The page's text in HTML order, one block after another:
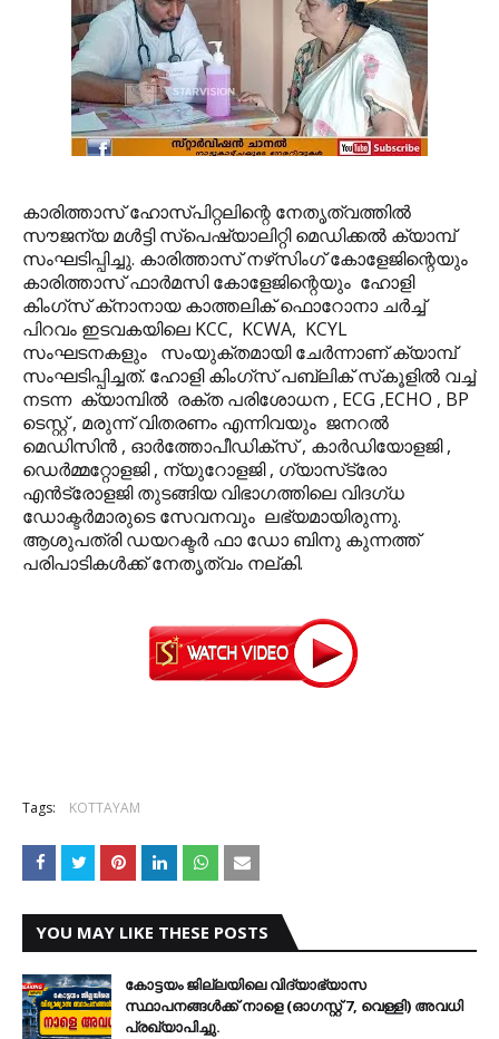
കാരിത്താസ് ഹോസ്പിറ്റലിന്റെ നേതൃത്വത്തില്‍
സൗജന്യ മള്‍ട്ടി സ്‌പെഷ്യാലിറ്റി മെഡിക്കല്‍ ക്യാമ്പ്
സംഘടിപ്പിച്ചു. കാരിത്താസ് നഴ്‌സിംഗ് കോളേജിന്റെയും
കാരിത്താസ് ഫാര്‍മസി കോളേജിന്റെയും ഹോളി
കിംഗ്‌സ് ക്‌നാനായ കാത്തലിക് ഫൊറോനാ ചര്‍ച്ച്
പിറവം ഇടവകയിലെ KCC, KCWA, KCYL
സംഘടനകളും സംയുക്തമായി ചേര്‍ന്നാണ് ക്യാമ്പ്
സംഘടിപ്പിച്ചത്. ഹോളി കിംഗ്സ് പബ്ലിക് സ്‌കൂളില്‍ വച്ച്
നടന്ന ക്യാമ്പില്‍ രക്ത പരിശോധന , ECG ,ECHO , BP
ടെസ്റ്റ് , മരുന്ന് വിതരണം എന്നിവയും ജനറല്‍
മെഡിസിന്‍ , ഓര്‍ത്തോപീഡിക്‌സ് , കാര്‍ഡിയോളജി ,
ഡെര്‍മ്മറ്റോളജി , ന്യുറോളജി , ഗ്യാസ്‌ട്രോ
എന്‍ട്രോളജി തുടങ്ങിയ വിഭാഗത്തിലെ വിദഗ്ധ
ഡോക്ടര്‍മാരുടെ സേവനവും ലഭ്യമായിരുന്നു.
ആശുപത്രി ഡയറക്ടര്‍ ഫാ ഡോ ബിനു കുന്നത്ത്
പരിപാടികള്‍ക്ക് നേതൃത്വം നല്കി.
Tags: KOTTAYAM
YOU MAY LIKE THESE POSTS
കോട്ടയം ജില്ലയിലെ വിദ്യാഭ്യാസ
സ്ഥാപനങ്ങള്‍ക്ക് നാളെ (ഓഗസ്റ്റ് 7, വെള്ളി) അവധി
പ്രഖ്യാപിച്ചു.